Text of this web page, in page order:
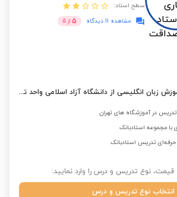
سطح استاد:
مشاهده 11 دیدگاه
5 از 5
کارشناسی ارشد آموزش زبان انگلیسی از دانشگاه آزاد اسلامی واحد تهران جنوب
مجموعه استادبانک
حرفه‌ای تدریس استادبانک
قیمت، نوع تدریس و درس را وارد نمایید:
انتخاب نوع تدریس و درس